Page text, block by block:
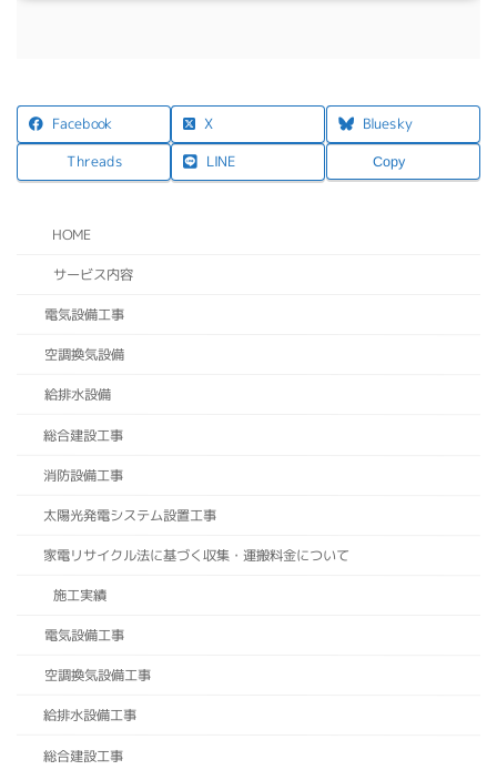
Facebook X Bluesky
Threads LINE Copy
HOME
サービス内容
電気設備工事
空調換気設備
給排水設備
総合建設工事
消防設備工事
太陽光発電システム設置工事
家電リサイクル法に基づく収集・運搬料金について
施工実績
電気設備工事
空調換気設備工事
給排水設備工事
総合建設工事